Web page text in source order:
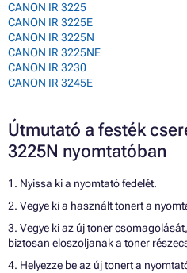
CANON IR 3225
CANON IR 3225E
CANON IR 3225N
CANON IR 3225NE
CANON IR 3230
CANON IR 3245E
Útmutató a festék
3225N nyomtatóban
1. Nyissa ki a nyomtató fedelét.
2. Vegye ki a használt tonert a
3. Vegye ki az új toner
biztosan eloszoljanak a toner
4. Helyezze be az új tonert a